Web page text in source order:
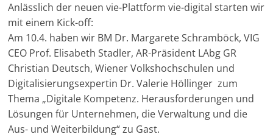
Anlässlich der neuen vie-Plattform vie-digital starten wir
mit einem Kick-off:
Am 10.4. haben wir BM Dr. Margarete Schramböck, VIG
CEO Prof. Elisabeth Stadler, AR-Präsident LAbg GR
Christian Deutsch, Wiener Volkshochschulen und
Digitalisierungsexpertin Dr. Valerie Höllinger zum
Thema „Digitale Kompetenz. Herausforderungen und
Lösungen für Unternehmen, die Verwaltung und die
Aus- und Weiterbildung“ zu Gast.